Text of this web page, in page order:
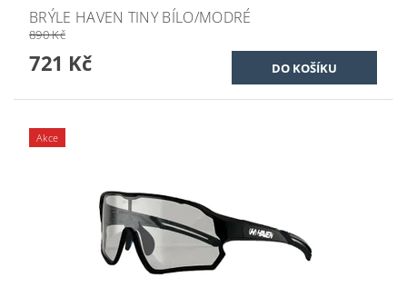
BRÝLE HAVEN TINY BÍLO/MODRÉ
890 Kč
721 Kč
Akce